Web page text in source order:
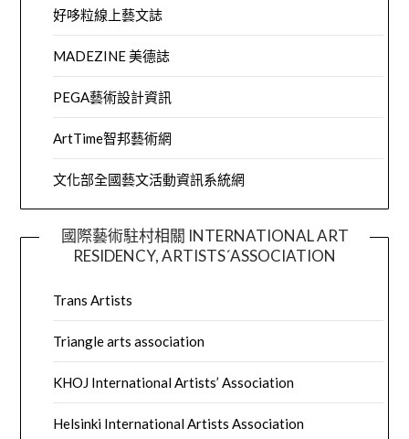
好哆粒線上藝文誌
MADEZINE 美德誌
PEGA藝術設計資訊
ArtTime智邦藝術網
文化部全國藝文活動資訊系統網
國際藝術駐村相關 INTERNATIONAL ART
RESIDENCY, ARTISTS´ASSOCIATION
Trans Artists
Triangle arts association
KHOJ International Artists’ Association
Helsinki International Artists Association